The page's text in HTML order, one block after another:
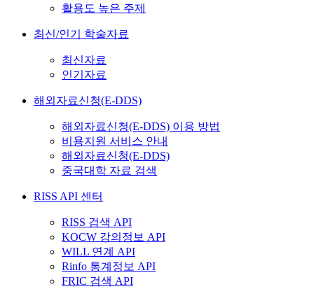
활용도 높은 주제
최신/인기 학술자료
최신자료
인기자료
해외자료신청(E-DDS)
해외자료신청(E-DDS) 이용 방법
비용지원 서비스 안내
해외자료신청(E-DDS)
중국대학 자료 검색
RISS API 센터
RISS 검색 API
KOCW 강의정보 API
WILL 연계 API
Rinfo 통계정보 API
FRIC 검색 API